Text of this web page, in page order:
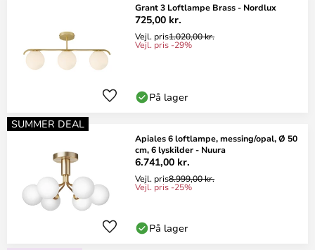
Grant 3 Loftlampe Brass - Nordlux
725,00 kr.
Vejl. pris1.020,00 kr.
Vejl. pris -29%
På lager
SUMMER DEAL
Apiales 6 loftlampe, messing/opal, Ø 50
cm, 6 lyskilder - Nuura
6.741,00 kr.
Vejl. pris8.999,00 kr.
Vejl. pris -25%
På lager